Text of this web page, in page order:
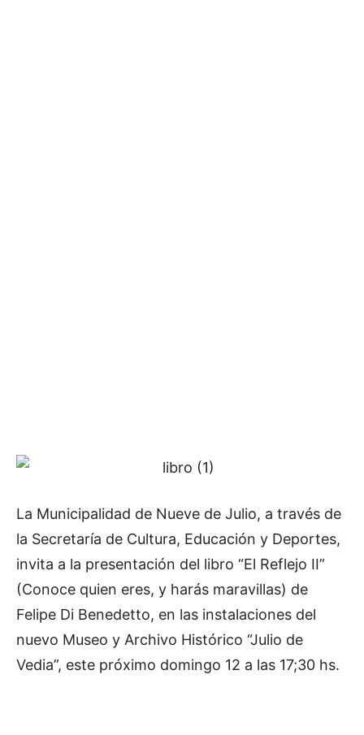
La Municipalidad de Nueve de Julio, a través de
la Secretaría de Cultura, Educación y Deportes,
invita a la presentación del libro “El Reflejo II”
(Conoce quien eres, y harás maravillas) de
Felipe Di Benedetto, en las instalaciones del
nuevo Museo y Archivo Histórico “Julio de
Vedia”, este próximo domingo 12 a las 17;30 hs.